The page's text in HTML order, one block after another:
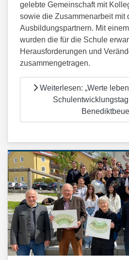
gelebte Gemeinschaft mit
sowie die Zusammenarbeit mit
Ausbildungspartnern. Mit
wurden die für die Schule
Herausforderungen und
zusammengetragen.
Weiterlesen: „Werte